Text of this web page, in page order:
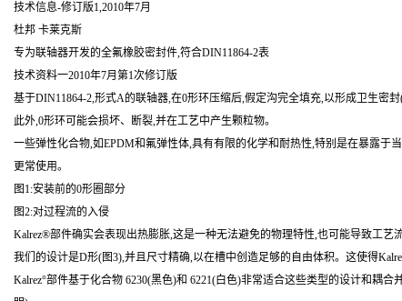
技术信息-修订版1,2010年7月
杜邦 卡莱克斯
专为联轴器开发的全氟橡胶密封件,符合DIN11864-2表
技术资料一2010年7月第1次修订版
基于DIN11864-2,形式A的联轴器,在0形环压缩后,假定沟完全填充,以形成卫生密
此外,0形环可能会损坏、断裂,并在工艺中产生颗粒物。
一些弹性化合物,如EPDM和氟弹性体,具有有限的化学和耐热性,特别是在暴露于
更常使用。
图1:安装前的0形圈部分
图2:对过程流的入侵
Kalrez®部件确实会表现出热膨胀,这是一种无法避免的物理特性,也可能导致工
我们的设计是D形(图3),并且尺寸精确,以在槽中创造足够的自由体积。这使得
Kalrez°部件基于化合物 6230(黑色)和 6221(白色)非常适合这些类型的设计和耦